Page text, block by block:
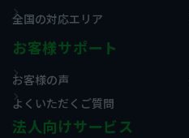
全国の対応エリア
お客様サポート
お客様の声
よくいただくご質問
法人向けサービス